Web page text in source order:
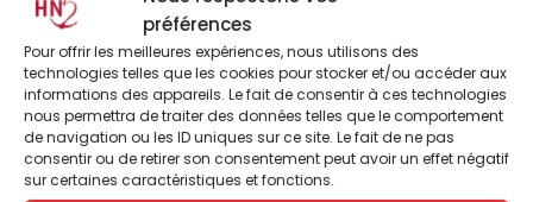
préférences
Pour offrir les meilleures expériences, nous utilisons des
technologies telles que les cookies pour stocker et/ou accéder aux
informations des appareils. Le fait de consentir à ces technologies
nous permettra de traiter des données telles que le comportement
de navigation ou les ID uniques sur ce site. Le fait de ne pas
consentir ou de retirer son consentement peut avoir un effet négatif
sur certaines caractéristiques et fonctions.
N’empêche, tout parent pousse ses enfants en
académique jusqu’aussi loin que possible. La passion
pour le travail du bois est reléguée aux loisirs du week-
end, et la compréhension presque intuitive d’un moteur
Diesel devient, chez qui sait lire, plutôt une originalité
perturbatrice qu’une piste vers un bon emploi.